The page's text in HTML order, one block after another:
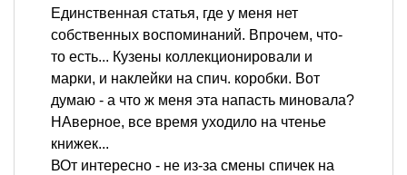
Единственная статья, где у меня нет
собственных воспоминаний. Впрочем, что-
то есть... Кузены коллекционировали и
марки, и наклейки на спич. коробки. Вот
думаю - а что ж меня эта напасть миновала?
НАверное, все время уходило на чтенье
книжек...
ВОт интересно - не из-за смены спичек на